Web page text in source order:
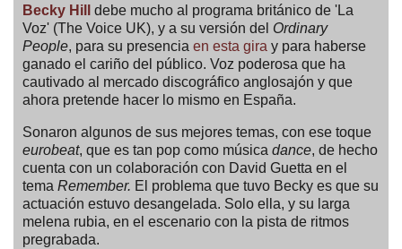
Becky Hill
debe mucho al programa británico de 'La
Voz' (The Voice UK), y a su versión del Ordinary
People, para su presencia en esta gira y para haberse
ganado el cariño del público. Voz poderosa que ha
cautivado al mercado discográfico anglosajón y que
ahora pretende hacer lo mismo en España.
Sonaron algunos de sus mejores temas, con ese toque
eurobeat, que es tan pop como música dance, de hecho
cuenta con un colaboración con David Guetta en el
tema Remember. El problema que tuvo Becky es que su
actuación estuvo desangelada. Solo ella, y su larga
melena rubia, en el escenario con la pista de ritmos
pregrabada.